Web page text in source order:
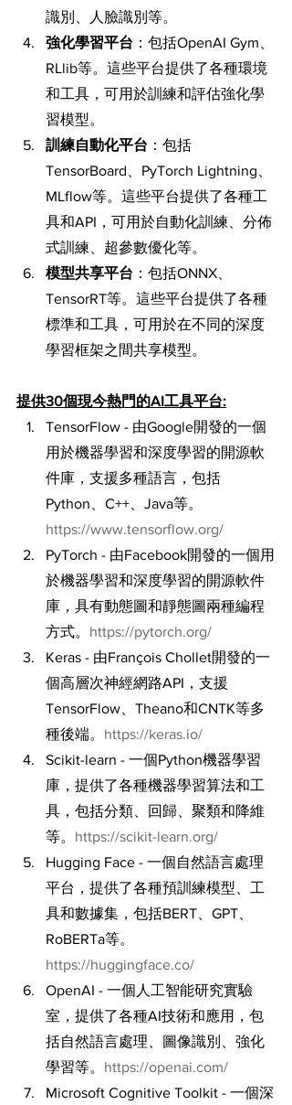
識別、人臉識別等。
強化學習平台 ：包括OpenAI Gym、
RLlib等。這些平台提供了各種環境
和工具，可用於訓練和評估強化學
習模型。
訓練自動化平台 ：包括
TensorBoard、PyTorch Lightning、
MLflow等。這些平台提供了各種工
具和API，可用於自動化訓練、分佈
式訓練、超參數優化等。
模型共享平台 ：包括ONNX、
TensorRT等。這些平台提供了各種
標準和工具，可用於在不同的深度
學習框架之間共享模型。
提供30個現今熱門的AI工具平台:
TensorFlow - 由Google開發的一個
用於機器學習和深度學習的開源軟
件庫，支援多種語言，包括
Python、C++、Java等。
https://www.tensorflow.org/
PyTorch - 由Facebook開發的一個用
於機器學習和深度學習的開源軟件
庫，具有動態圖和靜態圖兩種編程
方式。 https://pytorch.org/
Keras - 由François Chollet開發的一
個高層次神經網路API，支援
TensorFlow、Theano和CNTK等多
種後端。 https://keras.io/
Scikit-learn - 一個Python機器學習
庫，提供了各種機器學習算法和工
具，包括分類、回歸、聚類和降維
等。 https://scikit-learn.org/
Hugging Face - 一個自然語言處理
平台，提供了各種預訓練模型、工
具和數據集，包括BERT、GPT、
RoBERTa等。
https://huggingface.co/
OpenAI - 一個人工智能研究實驗
室，提供了各種AI技術和應用，包
括自然語言處理、圖像識別、強化
學習等。 https://openai.com/
Microsoft Cognitive Toolkit - 一個深